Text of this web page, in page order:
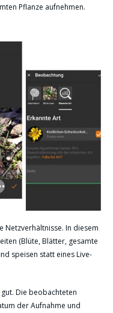
Pflanze aufnehmen.
Netzverhältnisse. In diesem
(Blüte, Blätter, gesamte
speisen statt eines Live-
Die beobachteten
der Aufnahme und